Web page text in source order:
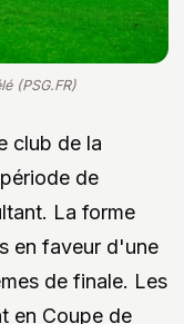
(PSG.FR)
club de la
de
La forme
en faveur d'une
de finale. Les
en Coupe de